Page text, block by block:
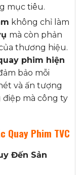
mục tiêu.
không chỉ làm
mà còn phản
thương hiệu.
phim hiện
bảo mỗi
và ấn tượng
mà công ty
Quay Phim TVC
Đến Sản